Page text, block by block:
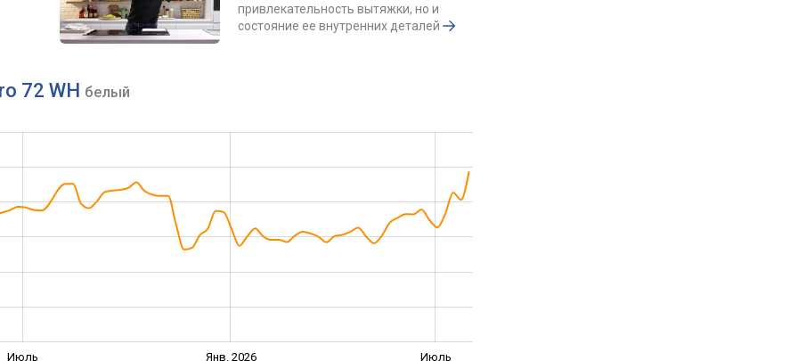
привлекательность вытяжки, но и
состояние ее внутренних деталей
72 WH белый
Июль Янв. 2026 Июль